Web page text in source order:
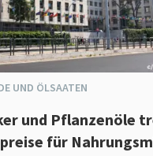
UND ÖLSAATEN
und Pflanzenöle
für